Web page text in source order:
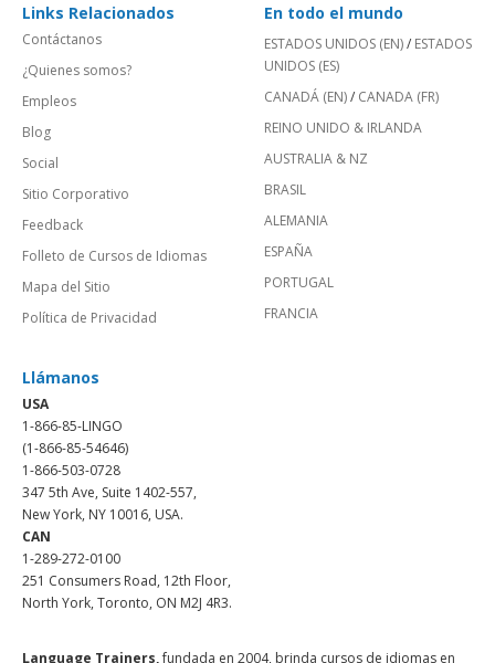
Links Relacionados
Contáctanos
¿Quienes somos?
Empleos
Blog
Social
Sitio Corporativo
Feedback
Folleto de Cursos de Idiomas
Mapa del Sitio
Política de Privacidad
En todo el mundo
ESTADOS UNIDOS (EN)/ ESTADOS
UNIDOS (ES)
CANADÁ (EN)/ CANADA (FR)
REINO UNIDO & IRLANDA
AUSTRALIA & NZ
BRASIL
ALEMANIA
ESPAÑA
PORTUGAL
FRANCIA
Llámanos
USA
1-866-85-LINGO
(1-866-85-54646)
1-866-503-0728
347 5th Ave, Suite 1402-557,
New York, NY 10016, USA.
CAN
1-289-272-0100
251 Consumers Road, 12th Floor,
North York, Toronto, ON M2J 4R3.
Language Trainers,fundada en 2004, brinda cursos de idiomas en